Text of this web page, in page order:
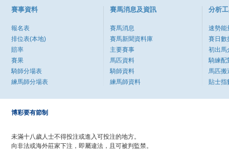
賽事資料
報名表
排位表(本地)
賠率
賽果
騎師分場表
練馬師分場表
賽馬消息及資訊
賽馬消息
賽馬新聞資料庫
主要賽事
馬匹資料
騎師資料
練馬師資料
分析
速勢能
賽日數
初出馬
騎練配
馬匹搬
貼士指
博彩要有節制
未滿十八歲人士不得投注或進入可投注的地方。
向非法或海外莊家下注，即屬違法，且可被判監禁。